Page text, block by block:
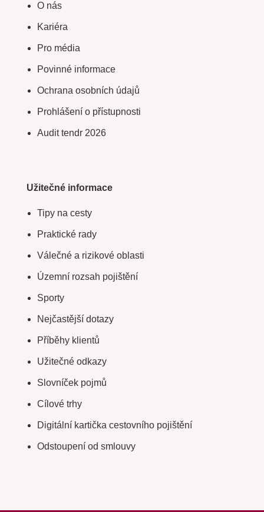
O nás
Kariéra
Pro média
Povinné informace
Ochrana osobních údajů
Prohlášení o přístupnosti
Audit tendr 2026
Užitečné informace
Tipy na cesty
Praktické rady
Válečné a rizikové oblasti
Územní rozsah pojištění
Sporty
Nejčastější dotazy
Příběhy klientů
Užitečné odkazy
Slovníček pojmů
Cílové trhy
Digitální kartička cestovního pojištění
Odstoupení od smlouvy